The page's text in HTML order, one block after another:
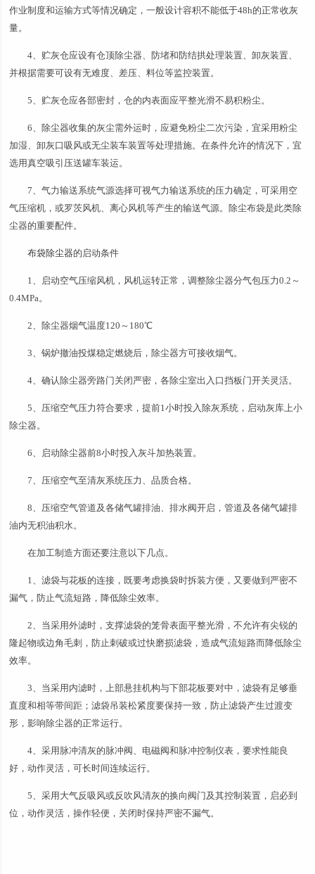
作业制度和运输方式等情况确定，一般设计容积不能低于48h的正常收灰
量。
4、贮灰仓应设有仓顶除尘器、防堵和防结拱处理装置、卸灰装置、
并根据需要可设有无难度、差压、料位等监控装置。
5、贮灰仓应各部密封，仓的内表面应平整光滑不易积粉尘。
6、除尘器收集的灰尘需外运时，应避免粉尘二次污染，宜采用粉尘
加湿、卸灰口吸风或无尘装车装置等处理措施。在条件允许的情况下，宜
选用真空吸引压送罐车装运。
7、气力输送系统气源选择可视气力输送系统的压力确定，可采用空
气压缩机，或罗茨风机、离心风机等产生的输送气源。除尘布袋是此类除
尘器的重要配件。
布袋除尘器的启动条件
1、启动空气压缩风机，风机运转正常，调整除尘器分气包压力0.2～
0.4MPa。
2、除尘器烟气温度120～180℃
3、锅炉撤油投煤稳定燃烧后，除尘器方可接收烟气。
4、确认除尘器旁路门关闭严密，各除尘室出入口挡板门开关灵活。
5、压缩空气压力符合要求，提前1小时投入除灰系统，启动灰库上小
除尘器。
6、启动除尘器前8小时投入灰斗加热装置。
7、压缩空气至清灰系统压力、品质合格。
8、压缩空气管道及各储气罐排油、排水阀开启，管道及各储气罐排
油内无积油积水。
在加工制造方面还要注意以下几点。
1、滤袋与花板的连接，既要考虑换袋时拆装方便，又要做到严密不
漏气，防止气流短路，降低除尘效率。
2、当采用外滤时，支撑滤袋的笼骨表面平整光滑，不允许有尖锐的
隆起物或边角毛刺，防止刺破或过快磨损滤袋，造成气流短路而降低除尘
效率。
3、当采用内滤时，上部悬挂机构与下部花板要对中，滤袋有足够垂
直度和相等带间距；滤袋吊装松紧度要保持一致，防止滤袋产生过渡变
形，影响除尘器的正常运行。
4、采用脉冲清灰的脉冲阀、电磁阀和脉冲控制仪表，要求性能良
好，动作灵活，可长时间连续运行。
5、采用大气反吸风或反吹风清灰的换向阀门及其控制装置，启必到
位，动作灵活，操作轻便，关闭时保持严密不漏气。